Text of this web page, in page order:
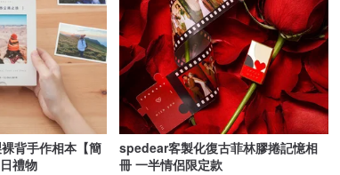
背手作相本【簡
禮物
spedear客製化復古菲林膠捲記憶相
冊 一半情侶限定款